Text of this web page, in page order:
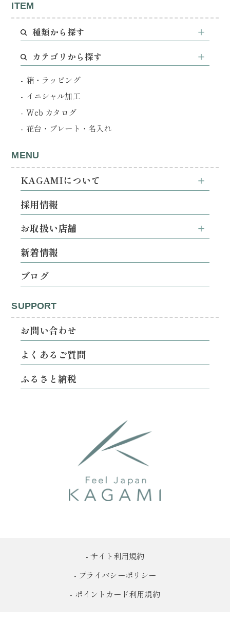
ITEM
種類から探す
カテゴリから探す
箱・ラッピング
イニシャル加工
Web カタログ
花台・プレート・名入れ
MENU
KAGAMIについて
採用情報
お取扱い店舗
新着情報
ブログ
SUPPORT
お問い合わせ
よくあるご質問
ふるさと納税
- サイト利用規約
- プライバシーポリシー
- ポイントカード利用規約